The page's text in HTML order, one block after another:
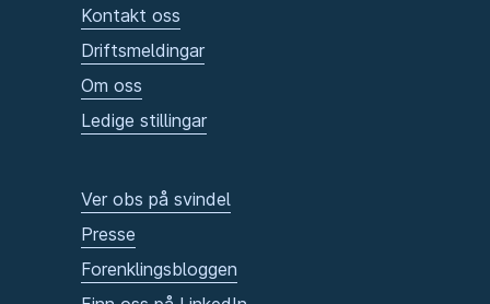
Kontakt oss
Driftsmeldingar
Om oss
Ledige stillingar
Ver obs på svindel
Presse
Forenklingsbloggen